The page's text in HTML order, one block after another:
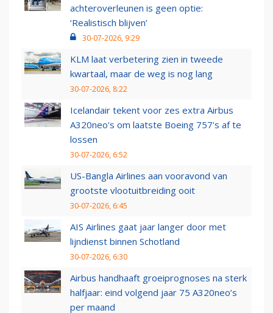
achteroverleunen is geen optie:
‘Realistisch blijven’
30-07-2026, 9:29
KLM laat verbetering zien in tweede
kwartaal, maar de weg is nog lang
30-07-2026, 8:22
Icelandair tekent voor zes extra Airbus
A320neo's om laatste Boeing 757's af te
lossen
30-07-2026, 6:52
US-Bangla Airlines aan vooravond van
grootste vlootuitbreiding ooit
30-07-2026, 6:45
AIS Airlines gaat jaar langer door met
lijndienst binnen Schotland
30-07-2026, 6:30
Airbus handhaaft groeiprognoses na sterk
halfjaar: eind volgend jaar 75 A320neo’s
per maand